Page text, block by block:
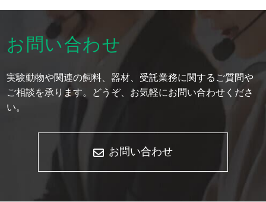
お問い合わせ
実験動物や関連の飼料、器材、受託業務に関するご質問や
ご相談を承ります。どうぞ、お気軽にお問い合わせくださ
い。
お問い合わせ